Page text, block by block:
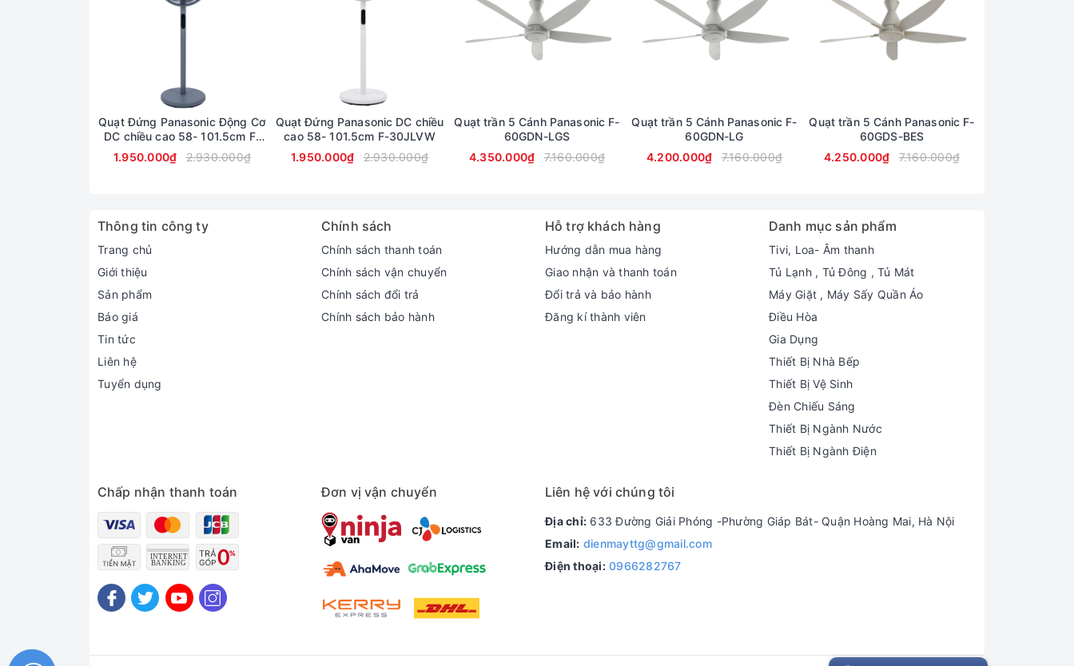
Quạt Đứng Panasonic Động Cơ
DC chiều cao 58- 101.5cm F-
30JLVG
1.950.000₫ 2.930.000₫
Quạt Đứng Panasonic DC chiều
cao 58- 101.5cm F-30JLVW
1.950.000₫
2.930.000₫
Quạt trần 5 Cánh Panasonic F-
60GDN-LGS
4.350.000₫
7.160.000₫
Quạt trần 5 Cánh Panasonic F-
60GDN-LG
4.200.000₫
7.160.000₫
Quạt trần 5 Cánh Panasonic F-
60GDS-BES
4.250.000₫
7.160.000₫
Thông tin công ty
Trang chủ
Giới thiệu
Sản phẩm
Báo giá
Tin tức
Liên hệ
Tuyển dụng
Chính sách
Chính sách thanh toán
Chính sách vận chuyển
Chính sách đổi trả
Chính sách bảo hành
Hỗ trợ khách hàng
Hướng dẫn mua hàng
Giao nhận và thanh toán
Đổi trả và bảo hành
Đăng kí thành viên
Danh mục sản phẩm
Tivi, Loa- Âm thanh
Tủ Lạnh , Tủ Đông , Tủ Mát
Máy Giặt , Máy Sấy Quần Áo
Điều Hòa
Gia Dụng
Thiết Bị Nhà Bếp
Thiết Bị Vệ Sinh
Đèn Chiếu Sáng
Thiết Bị Ngành Nước
Thiết Bị Ngành Điện
Chấp nhận thanh toán Đơn vị vận chuyển Liên hệ với chúng tôi
Địa chỉ: 633 Đường Giải Phóng -Phường Giáp Bát- Quận Hoàng Mai, Hà Nội
Email: dienmayttg@gmail.com
Điện thoại: 0966282767